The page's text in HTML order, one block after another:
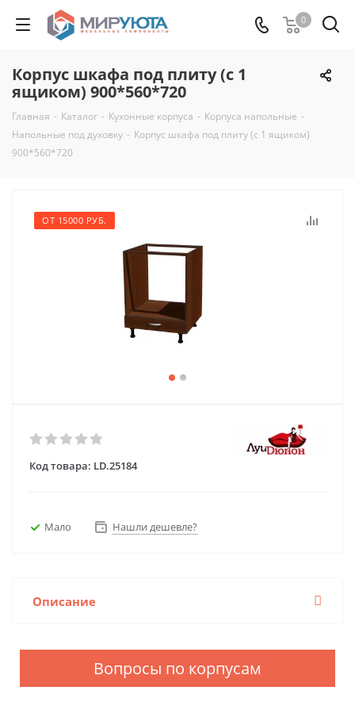
0
Корпус шкафа под плиту (с 1
ящиком) 900*560*720
Главная - Каталог - Кухонные корпуса - Корпуса напольные -
Напольные под духовку - Корпус шкафа под плиту (с 1 ящиком)
900*560*720
ОТ 15000 РУБ.
Код товара: LD.25184
Мало Нашли дешевле?
Описание
Вопросы по корпусам